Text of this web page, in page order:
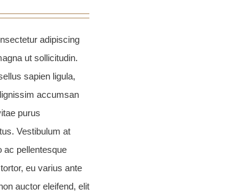
adipiscing
ut sollicitudin.
sapien ligula,
accumsan
purus
Vestibulum at
ac pellentesque
eu varius ante
auctor eleifend, elit